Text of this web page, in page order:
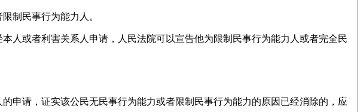
制民事行为能力人。
人或者利害关系人申请，人民法院可以宣告他为限制民事行为能力人或者完全民
申请，证实该公民无民事行为能力或者限制民事行为能力的原因已经消除的，应